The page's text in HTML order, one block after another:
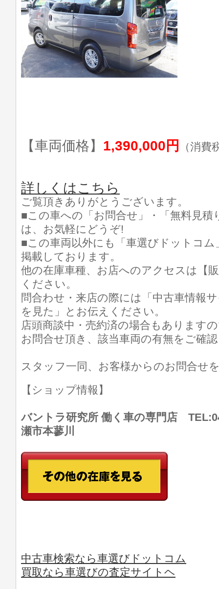
【車両価格】 1,390,000円 （消費
詳しくはこちら
ご覧頂きありがとうございます。
■この車への「お問合せ」・「無料見積
は、お気軽にどうぞ!
■この車両以外にも「車選びドットコ
掲載しております。
他の在庫車種、お店へのアクセスは【
ください。
問合わせ・来店の際には「中古車情報
を見た」とお伝えください。
店頭商談中・売約済の場合もあります
お問合せ頂き、該当車両の有無をご確
スタッフ一同、お客様からのお問合せ
【ショップ情報】
バントラ研究所 働く車の専門店
瀬市本蓼川
中古車検索なら車選びドットコム
買取なら車選びの査定サイトヘ